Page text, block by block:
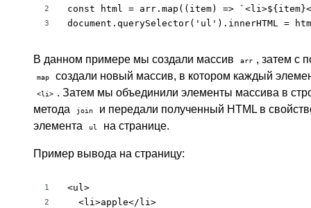
2
3
const html = arr.map((item) =>
document.querySelector('ul').innerHTML =
В данном примере мы создали массив arr , затем с
map создали новый массив, в котором каждый
<li> . Затем мы объединили элементы массива в
метода
join
и передали полученный HTML в
элемента
ul на странице.
Пример вывода на страницу:
1
2
<ul>
  <li>apple</li>